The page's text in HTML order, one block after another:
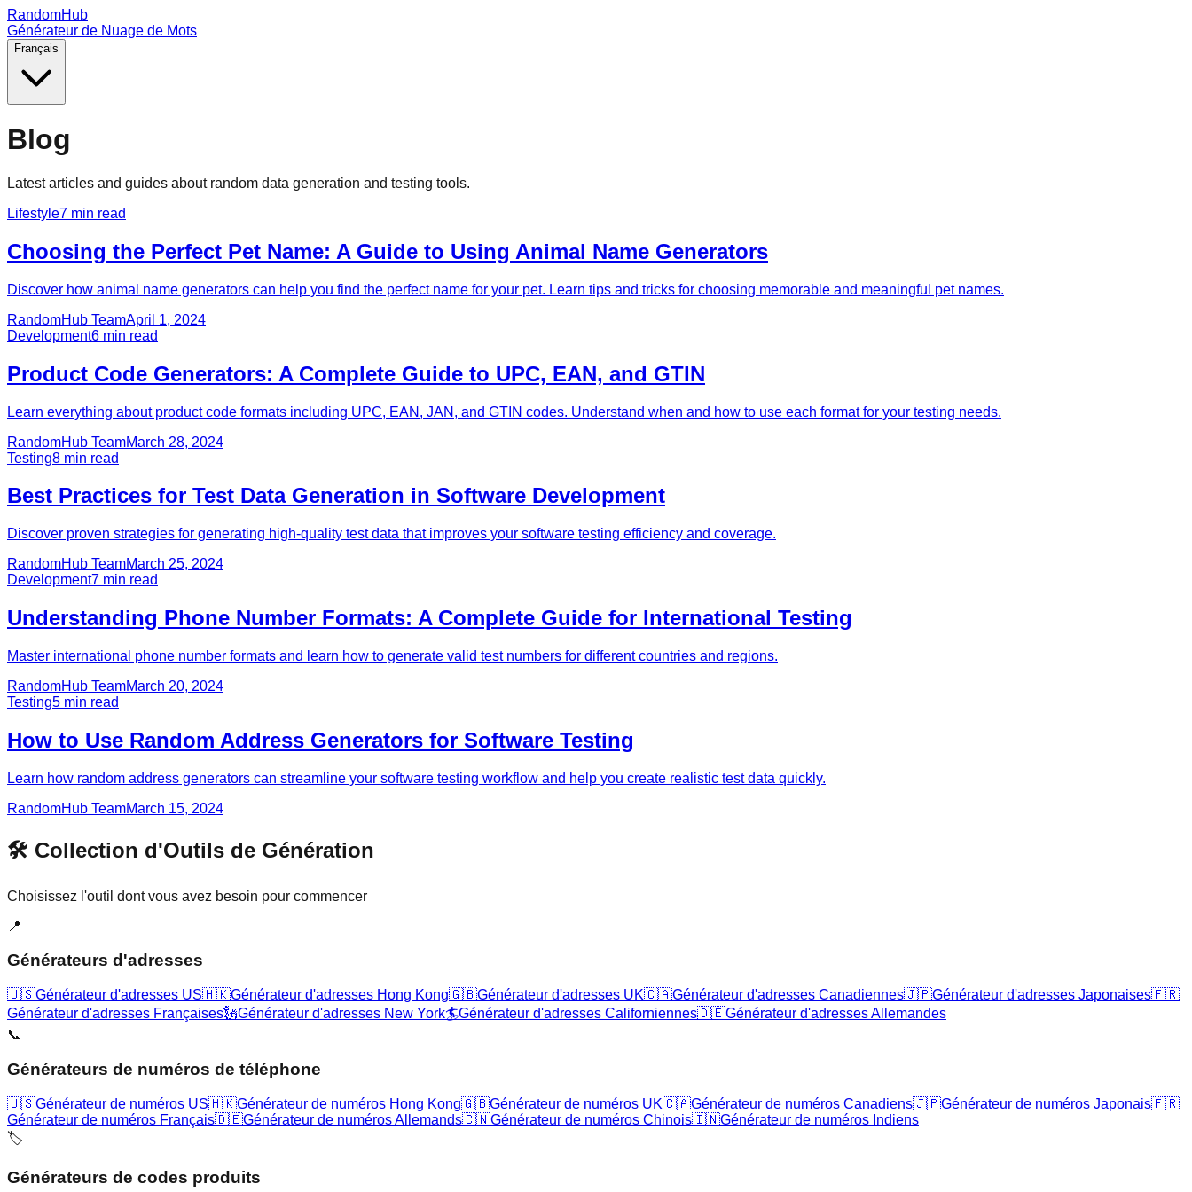
RandomHub
Générateur de Nuage de Mots
Français
Blog
Latest articles and guides about random data generation and testing tools.
Lifestyle7 min read
Choosing the Perfect Pet Name: A Guide to Using Animal Name Generators
Discover how animal name generators can help you find the perfect name for your pet. Learn tips and tricks for choosing memorable and meaningful pet names.
RandomHub TeamApril 1, 2024
Development6 min read
Product Code Generators: A Complete Guide to UPC, EAN, and GTIN
Learn everything about product code formats including UPC, EAN, JAN, and GTIN codes. Understand when and how to use each format for your testing needs.
RandomHub TeamMarch 28, 2024
Testing8 min read
Best Practices for Test Data Generation in Software Development
Discover proven strategies for generating high-quality test data that improves your software testing efficiency and coverage.
RandomHub TeamMarch 25, 2024
Development7 min read
Understanding Phone Number Formats: A Complete Guide for International Testing
Master international phone number formats and learn how to generate valid test numbers for different countries and regions.
RandomHub TeamMarch 20, 2024
Testing5 min read
How to Use Random Address Generators for Software Testing
Learn how random address generators can streamline your software testing workflow and help you create realistic test data quickly.
RandomHub TeamMarch 15, 2024
🛠️ Collection d'Outils de Génération
Choisissez l'outil dont vous avez besoin pour commencer
📍
Générateurs d'adresses
🇺🇸Générateur d'adresses US🇭🇰Générateur d'adresses Hong Kong🇬🇧Générateur d'adresses UK🇨🇦Générateur d'adresses Canadiennes🇯🇵Générateur d'adresses Japonaises🇫🇷
Générateur d'adresses Françaises🗽Générateur d'adresses New York🏄Générateur d'adresses Californiennes🇩🇪Générateur d'adresses Allemandes
📞
Générateurs de numéros de téléphone
🇺🇸Générateur de numéros US🇭🇰Générateur de numéros Hong Kong🇬🇧Générateur de numéros UK🇨🇦Générateur de numéros Canadiens🇯🇵Générateur de numéros Japonais🇫🇷
Générateur de numéros Français🇩🇪Générateur de numéros Allemands🇨🇳Générateur de numéros Chinois🇮🇳Générateur de numéros Indiens
🏷️
Générateurs de codes produits